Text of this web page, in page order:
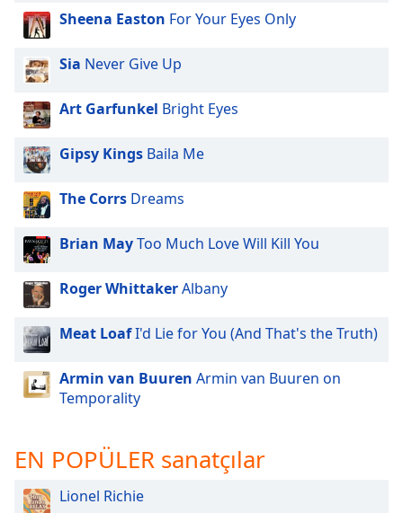
dialog
subtitles
selected
Audio
Track
Picture-
in-
Fullscreen
This
modal
window.
Beginning
dialog
window.
cancel
close
Sheena Easton For Your Eyes Only
Sia Never Give Up
Art Garfunkel Bright Eyes
Gipsy Kings Baila Me
The Corrs Dreams
Brian MayToo Much Love Will Kill You
Roger WhittakerAlbany
Meat LoafI'd Lie for You (And That's the Truth)
Armin van Buuren Armin van Buuren on
Temporality
EN POPÜLER sanatçılar
Lionel Richie